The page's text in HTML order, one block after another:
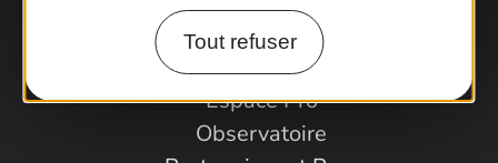
Tout refuser
Comment venir ?
Espace Pro
Observatoire